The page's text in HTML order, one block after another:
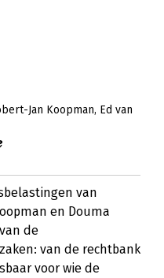
Jan Koopman Ed van
van
en Douma
de
van de rechtbank
voor wie de